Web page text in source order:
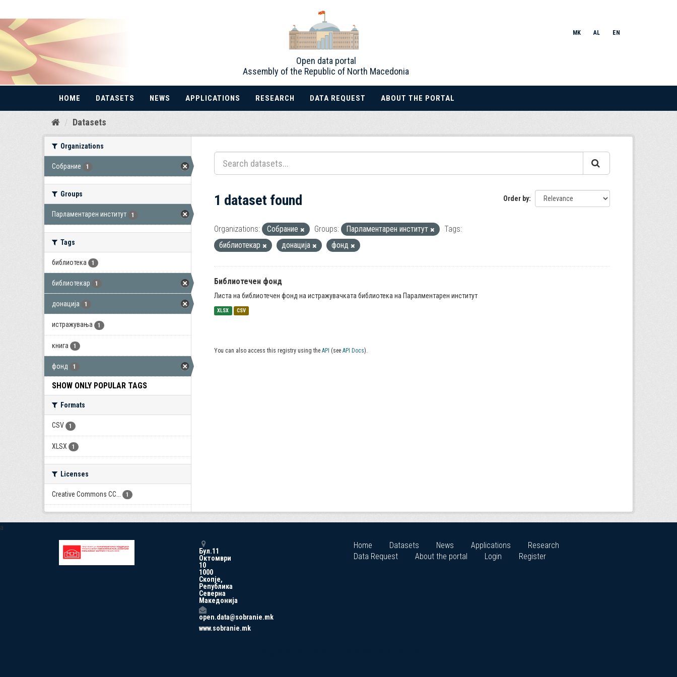
Skip
Open data portal
Assembly of the Republic of North Macedonia
MK AL EN
HOME DATASETS NEWS APPLICATIONS RESEARCH DATA REQUEST ABOUT THE PORTAL
Datasets
Organizations
Собрание 1
Groups
Парламентарен институт 1
Tags
библиотека 1
библиотекар 1
донација 1
истражувања 1
книга 1
фонд 1
SHOW ONLY POPULAR TAGS
Formats
CSV 1
XLSX 1
Licenses
Creative Commons CC... 1
Order by
1 dataset found
Organizations: Собрание Groups: Парламентарен институт
Tags:
библиотекар
донација фонд
Библиотечен фонд
Листа на библиотечен фонд на истражувачката библиотека на Паралментарен институт
XLSX CSV
You can also access this registry using the API (see API Docs).
a
Бул.11
Октомври
10
1000
Скопје,
Република
Северна
Македонија
open.data@sobranie.mk
www.sobranie.mk
Home Datasets News Applications
Research
Data Request
About the portal Login Register